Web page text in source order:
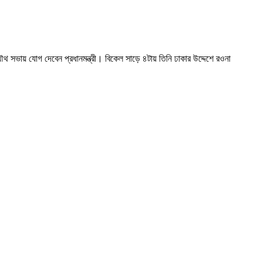
যোগ দেবেন প্রধানমন্ত্রী। বিকেল সাড়ে ৪টায় তিনি ঢাকার উদ্দেশে রওনা